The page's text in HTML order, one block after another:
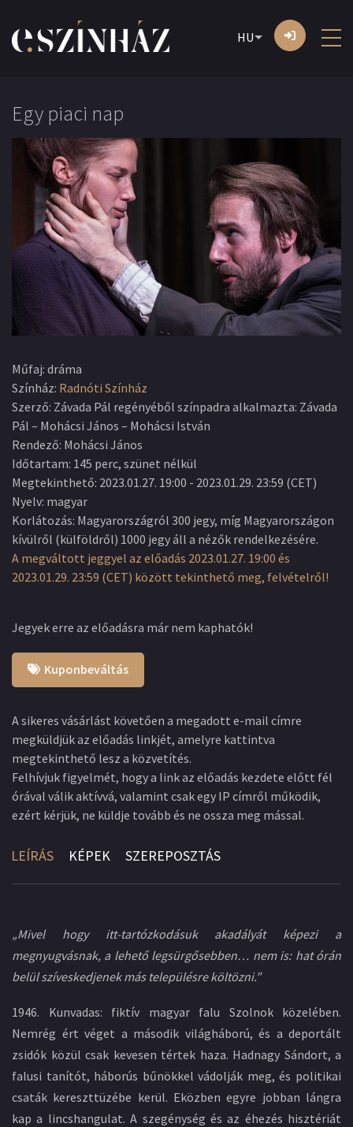
HU
Egy piaci nap
Műfaj: dráma
Színház: Radnóti Színház
Szerző: Závada Pál regényéből színpadra alkalmazta: Závada
Pál – Mohácsi János – Mohácsi István
Rendező: Mohácsi János
Időtartam: 145 perc, szünet nélkül
Megtekinthető: 2023.01.27. 19:00 - 2023.01.29. 23:59 (CET)
Nyelv: magyar
Korlátozás: Magyarországról 300 jegy, míg Magyarországon
kívülről (külföldről) 1000 jegy áll a nézők rendelkezésére.
A megváltott jeggyel az előadás 2023.01.27. 19:00 és
2023.01.29. 23:59 (CET) között tekinthető meg, felvételről!
Jegyek erre az előadásra már nem kaphatók!
Kuponbeváltás
A sikeres vásárlást követően a megadott e-mail címre
megküldjük az előadás linkjét, amelyre kattintva
megtekinthető lesz a közvetítés.
Felhívjuk figyelmét, hogy a link az előadás kezdete előtt fél
órával válik aktívvá, valamint csak egy IP címről működik,
ezért kérjük, ne küldje tovább és ne ossza meg mással.
LEÍRÁS KÉPEK SZEREPOSZTÁS
„Mivel hogy itt-tartózkodásuk akadályát képezi a
megnyugvásnak, a lehető legsürgősebben… nem is: hat órán
belül szíveskedjenek más településre költözni.”
1946. Kunvadas: fiktív magyar falu Szolnok közelében.
Nemrég ért véget a második világháború, és a deportált
zsidók közül csak kevesen tértek haza. Hadnagy Sándort, a
falusi tanítót, háborús bűnökkel vádolják meg, és politikai
csaták kereszttüzébe kerül. Eközben egyre jobban lángra
kap a lincshangulat. A szegénység és az éhezés hisztériát